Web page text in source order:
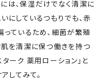
は、保湿だけでなく清潔に
にしているつもりでも、赤
ているため、細菌が繁殖
を清潔に保つ働きを持つ
ーク 薬用ローション」と
してみて。